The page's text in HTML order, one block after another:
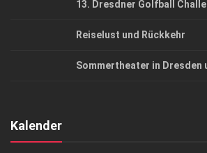
13. Dresdner Golfball
Reiselust und Rückkehr
Sommertheater in Dresden
Kalender